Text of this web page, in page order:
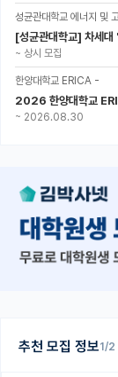
추천 모집 정보1/2
성균관대학교 에너지 및
[성균관대학교] 차세
~ 상시 모집
한양대학교 ERICA -
~ 2026.08.30